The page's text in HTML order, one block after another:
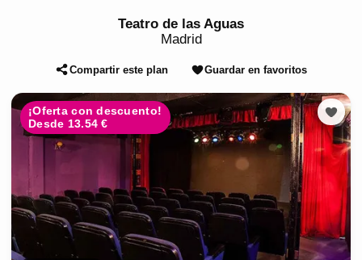
Teatro de las Aguas
Madrid
Compartir este plan Guardar en favoritos
¡Oferta con descuento!
Desde 13.54 €